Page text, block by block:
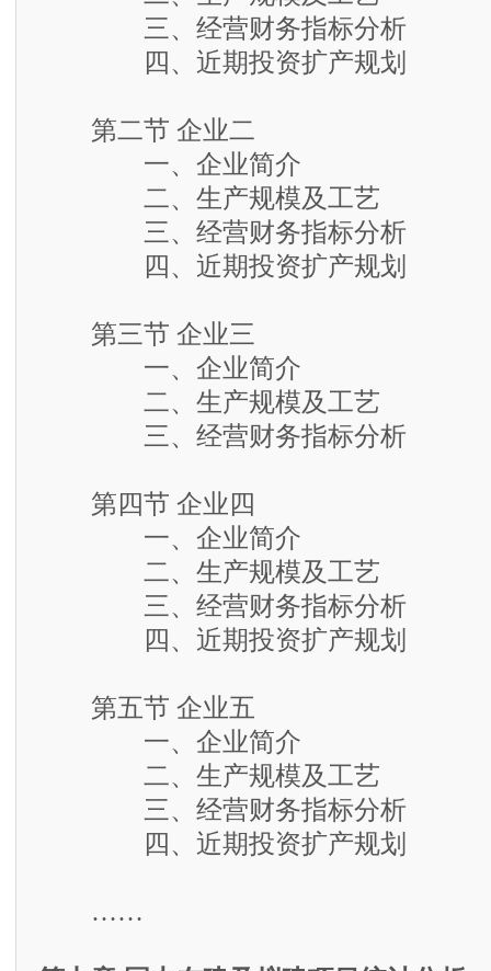
三、经营财务指标分析
四、近期投资扩产规划
第二节 企业二
一、企业简介
二、生产规模及工艺
三、经营财务指标分析
四、近期投资扩产规划
第三节 企业三
一、企业简介
二、生产规模及工艺
三、经营财务指标分析
第四节 企业四
一、企业简介
二、生产规模及工艺
三、经营财务指标分析
四、近期投资扩产规划
第五节 企业五
一、企业简介
二、生产规模及工艺
三、经营财务指标分析
四、近期投资扩产规划
……